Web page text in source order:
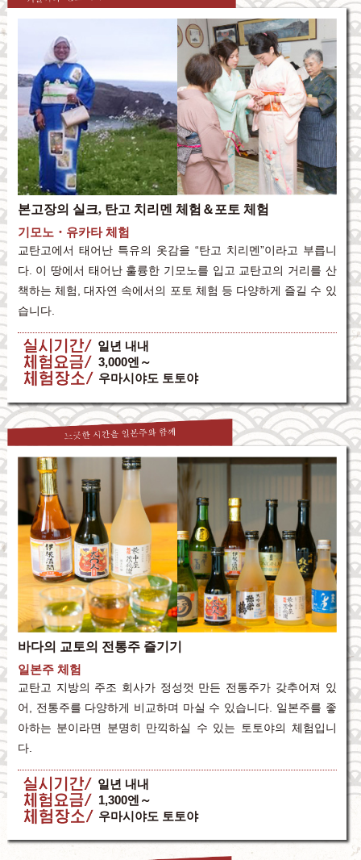
본고장의 실크, 탄고 치리멘 체험＆포토 체험
기모노・유카타 체험
교탄고에서 태어난 특유의 옷감을 “탄고 치리멘”이라고 부릅니
다. 이 땅에서 태어난 훌륭한 기모노를 입고 교탄고의 거리를 산
책하는 체험, 대자연 속에서의 포토 체험 등 다양하게 즐길 수 있
습니다.
실시기간
일년 내내
체험요금
3,000엔～
체험장소
우마시야도 토토야
바다의 교토의 전통주 즐기기
일본주 체험
교탄고 지방의 주조 회사가 정성껏 만든 전통주가 갖추어져 있
어, 전통주를 다양하게 비교하며 마실 수 있습니다. 일본주를 좋
아하는 분이라면 분명히 만끽하실 수 있는 토토야의 체험입니
다.
실시기간
일년 내내
체험요금
1,300엔～
체험장소
우마시야도 토토야